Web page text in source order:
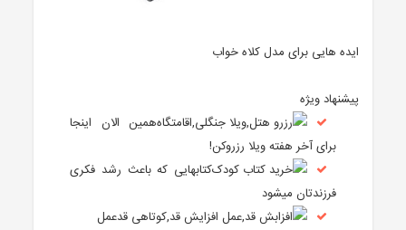
ایده هایی برای مدل کلاه خواب
پیشنهاد ویژه
همین الان اینجا
برای آخر هفته ویلا رزروکن!
کتابهایی که باعث رشد فکری
فرزندتان میشود
عمل